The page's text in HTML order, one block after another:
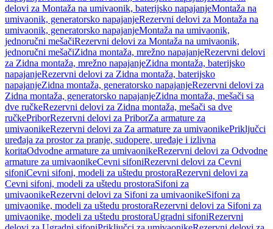
delovi za Montaža na umivaonik, baterijsko napajanjeMontaža na
umivaonik, generatorsko napajanjeRezervni delovi za Montaža na
umivaonik, generatorsko napajanjeMontaža na umivaonik,
jednoručni mešačiRezervni delovi za Montaža na umivaonik,
jednoručni mešačiZidna montaža, mrežno napajanjeRezervni delovi
za Zidna montaža, mrežno napajanjeZidna montaža, baterijsko
napajanjeRezervni delovi za Zidna montaža, baterijsko
napajanjeZidna montaža, generatorsko napajanjeRezervni delovi za
Zidna montaža, generatorsko napajanjeZidna montaža, mešači sa
dve ručkeRezervni delovi za Zidna montaža, mešači sa dve
ručkePriborRezervni delovi za PriborZa armature za
umivaonikeRezervni delovi za Za armature za umivaonikePriključci
uređaja za prostor za pranje, sudopere, uređaje i izlivna
koritaOdvodne armature za umivaonikeRezervni delovi za Odvodne
armature za umivaonikeCevni sifoniRezervni delovi za Cevni
sifoniCevni sifoni, modeli za uštedu prostoraRezervni delovi za
Cevni sifoni, modeli za uštedu prostoraSifoni za
umivaonikeRezervni delovi za Sifoni za umivaonikeSifoni za
umivaonike, modeli za uštedu prostoraRezervni delovi za Sifoni za
umivaonike, modeli za uštedu prostoraUgradni sifoniRezervni